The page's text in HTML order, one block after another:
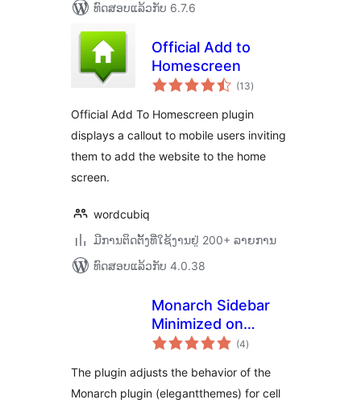
ທົດສອບແລ້ວກັບ 6.7.6
Official Add to
Homescreen
(13ຄະແນນ
ທັງໝົດ
)
Official Add To Homescreen plugin
displays a callout to mobile users inviting
them to add the website to the home
screen.
wordcubiq
ມີການຕິດຕັ້ງທີ່ໃຊ້ງານຢູ່ 200+ ລາຍການ
ທົດສອບແລ້ວກັບ 4.0.38
Monarch Sidebar
Minimized on
Mobile
(4ຄະແນນ
ທັງໝົດ
)
The plugin adjusts the behavior of the
Monarch plugin (elegantthemes) for cell